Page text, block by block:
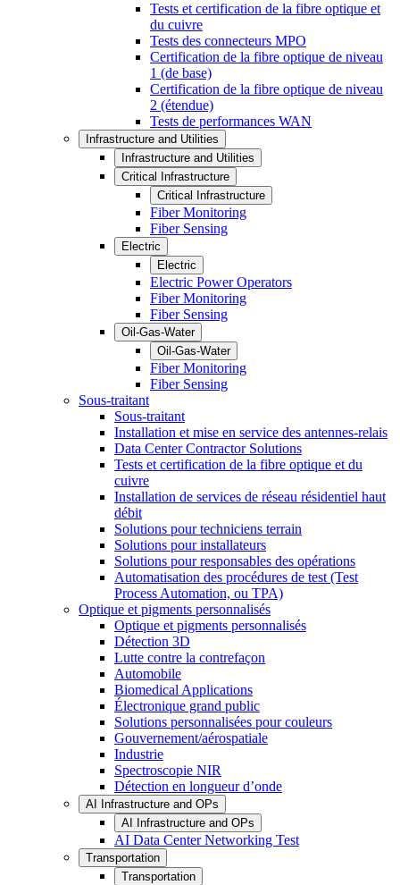
Tests et certification de la fibre optique et
du cuivre
Tests des connecteurs MPO
Certification de la fibre optique de niveau
1 (de base)
Certification de la fibre optique de niveau
2 (étendue)
Tests de performances WAN
Infrastructure and Utilities
Infrastructure and Utilities
Critical Infrastructure
Critical Infrastructure
Fiber Monitoring
Fiber Sensing
Electric
Electric
Electric Power Operators
Fiber Monitoring
Fiber Sensing
Oil-Gas-Water
Oil-Gas-Water
Fiber Monitoring
Fiber Sensing
Sous-traitant
Sous-traitant
Installation et mise en service des antennes-relais
Data Center Contractor Solutions
Tests et certification de la fibre optique et du
cuivre
Installation de services de réseau résidentiel haut
débit
Solutions pour techniciens terrain
Solutions pour installateurs
Solutions pour responsables des opérations
Automatisation des procédures de test (Test
Process Automation, ou TPA)
Optique et pigments personnalisés
Optique et pigments personnalisés
Détection 3D
Lutte contre la contrefaçon
Automobile
Biomedical Applications
Électronique grand public
Solutions personnalisées pour couleurs
Gouvernement/aérospatiale
Industrie
Spectroscopie NIR
Détection en longueur d’onde
AI Infrastructure and OPs
AI Infrastructure and OPs
AI Data Center Networking Test
Transportation
Transportation